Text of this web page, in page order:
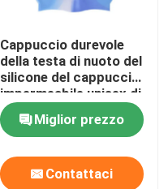
Cappuccio durevole
della testa di nuoto del
silicone del cappuccio
impermeabile unisex di
nuotata
Miglior prezzo
Contattaci